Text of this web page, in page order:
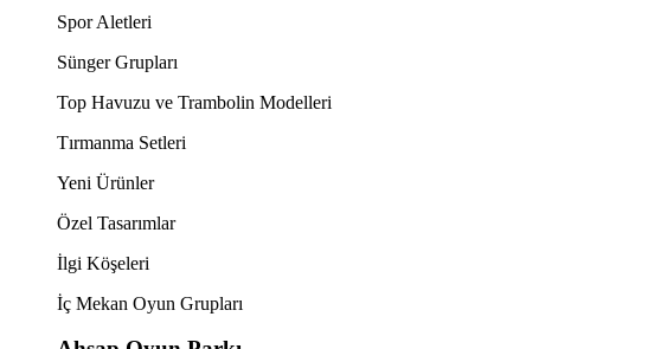
Spor Aletleri
Sünger Grupları
Top Havuzu ve Trambolin Modelleri
Tırmanma Setleri
Yeni Ürünler
Özel Tasarımlar
İlgi Köşeleri
İç Mekan Oyun Grupları